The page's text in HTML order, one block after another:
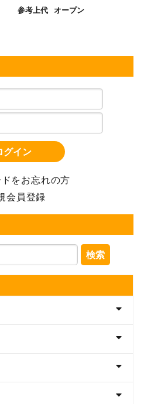
参考上代 オープン
グイン
をお忘れの方
会員登録
検索